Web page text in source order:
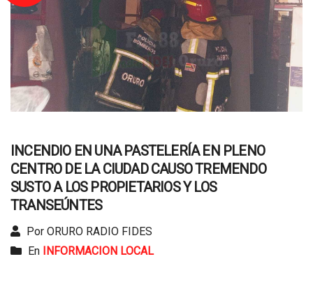
INCENDIO EN UNA PASTELERÍA EN PLENO
CENTRO DE LA CIUDAD CAUSO TREMENDO
SUSTO A LOS PROPIETARIOS Y LOS
TRANSEÚNTES
Por ORURO RADIO FIDES
En INFORMACION LOCAL